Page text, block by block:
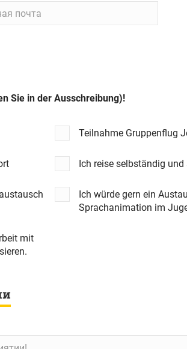
фамилия
Sie in der Ausschreibung)!
Teilnahme Gruppenflug
Ich reise selbständig
Ich würde gern ein
Sprachanimation im
mit